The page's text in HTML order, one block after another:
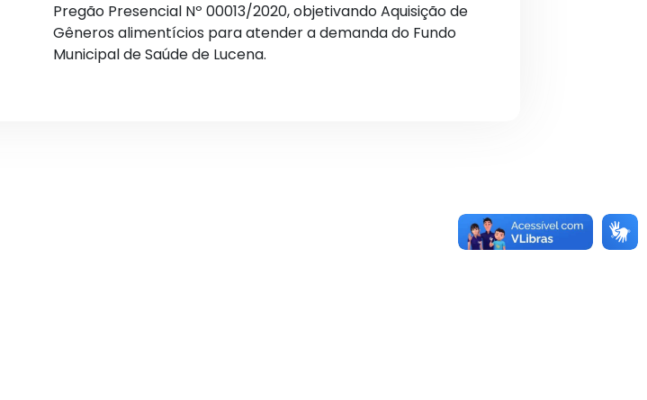
Pregão Presencial Nº 00013/2020, objetivando Aquisição de
Gêneros alimentícios para atender a demanda do Fundo
Municipal de Saúde de Lucena.